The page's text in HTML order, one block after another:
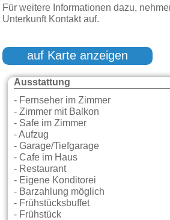
Für weitere Informationen dazu,
Unterkunft Kontakt auf.
auf Karte anzeigen
Ausstattung
- Fernseher im Zimmer
- Zimmer mit Balkon
- Safe im Zimmer
- Aufzug
- Garage/Tiefgarage
- Cafe im Haus
- Restaurant
- Eigene Konditorei
- Barzahlung möglich
- Frühstücksbuffet
- Frühstück